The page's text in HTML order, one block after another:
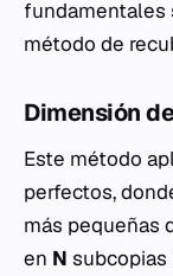
fundamentales
método de
Dimensión
Este método
perfectos,
más pequeñas
en N subcopias